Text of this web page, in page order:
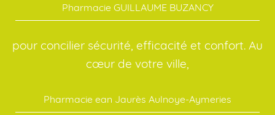
Pharmacie GUILLAUME BUZANCY
pour concilier sécurité, efficacité et confort. Au
cœur de votre ville,
Pharmacie ean Jaurès Aulnoye-Aymeries